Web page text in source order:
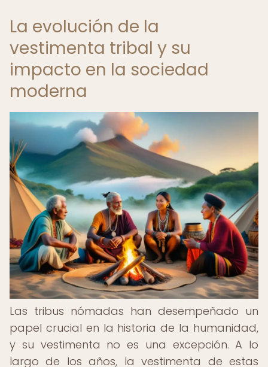
La evolución de la
vestimenta tribal y su
impacto en la sociedad
moderna
Las tribus nómadas han desempeñado un
papel crucial en la historia de la humanidad,
y su vestimenta no es una excepción. A lo
largo de los años, la vestimenta de estas